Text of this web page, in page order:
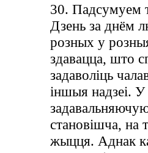
30. Падсумуем
Дзень за днём
розных у
здавацца, што
задаволіць
іншыя надзеі.
становішча, на
жыцця. Аднак